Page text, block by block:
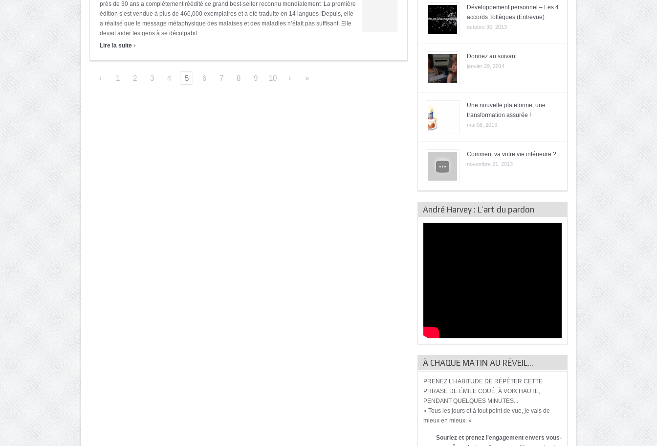
près de 30 ans a complètement réédité ce grand best-seller reconnu mondialement :La première
édition s’est vendue à plus de 460,000 exemplaires et a été traduite en 14 langues !Depuis, elle
a réalisé que le message métaphysique des malaises et des maladies n’était pas suffisant. Elle
devait aider les gens à se déculpabil ...
Lire la suite ›
‹ 1 2 3 4 5 6 7 8 9 10 › »
Développement personnel – Les 4
accords Toltèques (Entrevue)
octobre 30, 2013
Donnez au suivant
janvier 29, 2014
Une nouvelle plateforme, une
transformation assurée !
mai 08, 2013
Comment va votre vie intérieure ?
novembre 21, 2013
André Harvey : L’art du pardon
À CHAQUE MATIN AU RÉVEIL…
PRENEZ L'HABITUDE DE RÉPÉTER CETTE
PHRASE DE ÉMILE COUÉ, À VOIX HAUTE,
PENDANT QUELQUES MINUTES...
« Tous les jours et à tout point de vue, je vais de
mieux en mieux. »
Souriez et prenez l'engagement envers vous-